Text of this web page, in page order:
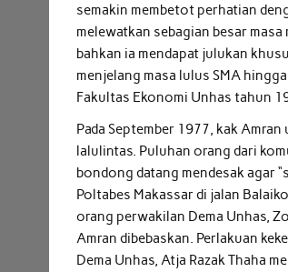
semakin membetot perhatian
melewatkan sebagian besar
bahkan ia mendapat julukan
menjelang masa lulus SMA
Fakultas Ekonomi Unhas tahun
Pada September 1977, kak
lalulintas. Puluhan orang dari
bondong datang mendesak agar
Poltabes Makassar di jalan
orang perwakilan Dema Unhas,
Amran dibebaskan. Perlakuan
Dema Unhas, Atja Razak Thaha